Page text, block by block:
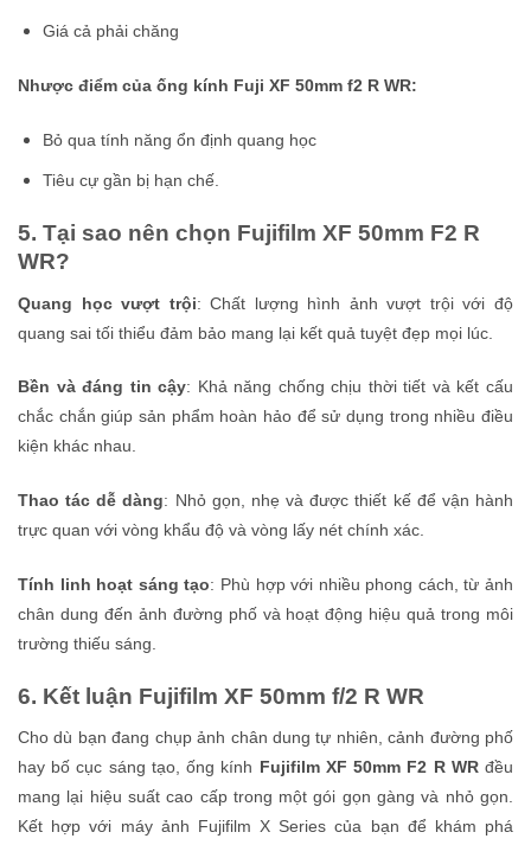
Giá cả phải chăng
Nhược điểm của ống kính Fuji XF 50mm f2 R WR:
Bỏ qua tính năng ổn định quang học
Tiêu cự gần bị hạn chế.
5. Tại sao nên chọn Fujifilm XF 50mm F2 R
WR?
Quang học vượt trội: Chất lượng hình ảnh vượt trội với độ
quang sai tối thiểu đảm bảo mang lại kết quả tuyệt đẹp mọi lúc.
Bền và đáng tin cậy: Khả năng chống chịu thời tiết và kết cấu
chắc chắn giúp sản phẩm hoàn hảo để sử dụng trong nhiều điều
kiện khác nhau.
Thao tác dễ dàng: Nhỏ gọn, nhẹ và được thiết kế để vận hành
trực quan với vòng khẩu độ và vòng lấy nét chính xác.
Tính linh hoạt sáng tạo: Phù hợp với nhiều phong cách, từ ảnh
chân dung đến ảnh đường phố và hoạt động hiệu quả trong môi
trường thiếu sáng.
6. Kết luận Fujifilm XF 50mm f/2 R WR
Cho dù bạn đang chụp ảnh chân dung tự nhiên, cảnh đường phố
hay bố cục sáng tạo, ống kính Fujifilm XF 50mm F2 R WRđều
mang lại hiệu suất cao cấp trong một gói gọn gàng và nhỏ gọn.
Kết hợp với máy ảnh Fujifilm X Series của bạn để khám phá